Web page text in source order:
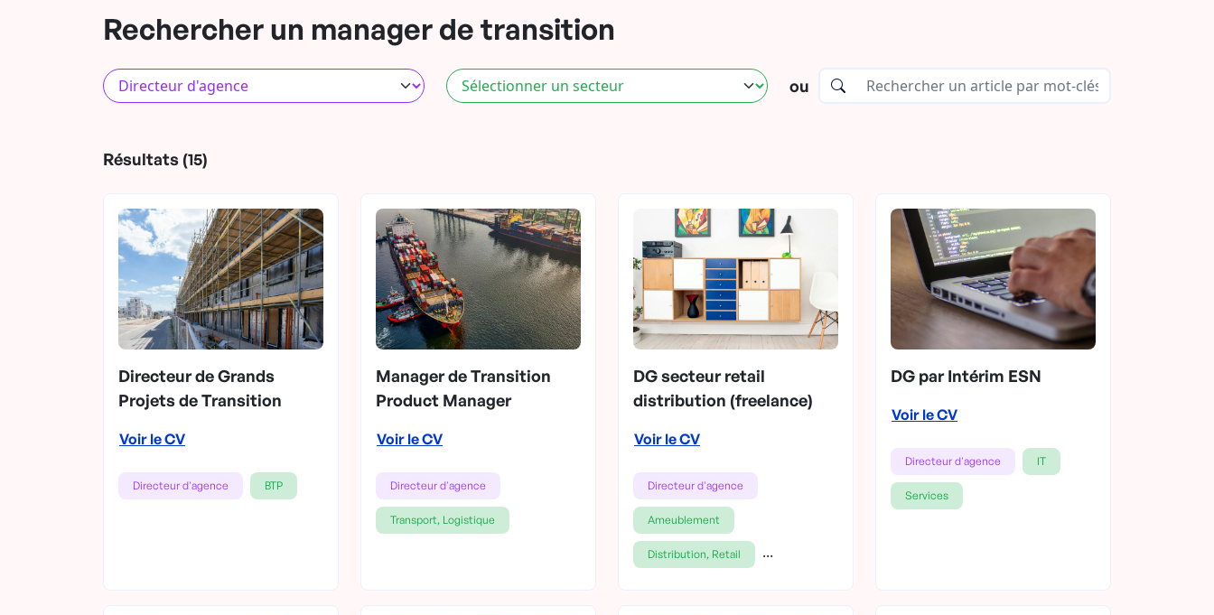
Rechercher un manager de transition
ou
Résultats (15)
Directeur de Grands
Projets de Transition
Voir le CV
Directeur d'agence BTP
Manager de Transition
Product Manager
Voir le CV
Directeur d'agence
Transport, Logistique
DG secteur retail
distribution (freelance)
Voir le CV
Directeur d'agence
Ameublement
Distribution, Retail ...
DG par Intérim ESN
Voir le CV
Directeur d'agence IT
Services